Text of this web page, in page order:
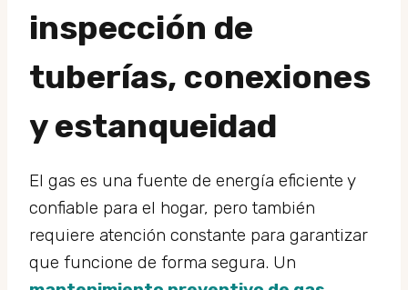
inspección de
tuberías, conexiones
y estanqueidad
El gas es una fuente de energía eficiente y
confiable para el hogar, pero también
requiere atención constante para garantizar
que funcione de forma segura. Un